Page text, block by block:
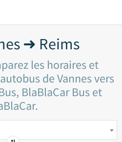
➜ Reims
les horaires et
de Vannes vers
BlaBlaCar Bus et